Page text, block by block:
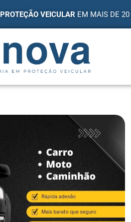
PROTEÇÃO VEICULAR EM MAIS DE